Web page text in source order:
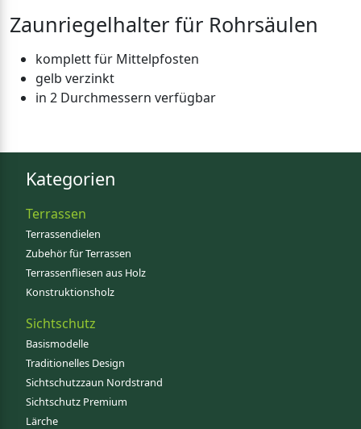
Zaunriegelhalter für Rohrsäulen
komplett für Mittelpfosten
gelb verzinkt
in 2 Durchmessern verfügbar
Kategorien
Terrassen
Terrassendielen
Zubehör für Terrassen
Terrassenfliesen aus Holz
Konstruktionsholz
Sichtschutz
Basismodelle
Traditionelles Design
Sichtschutzzaun Nordstrand
Sichtschutz Premium
Lärche